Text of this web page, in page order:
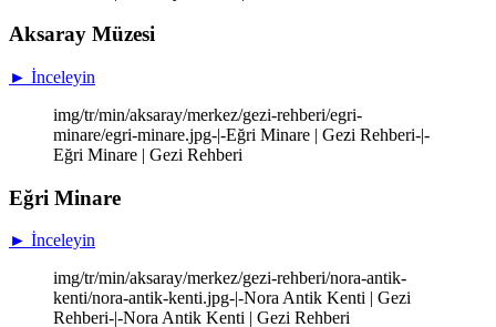
Aksaray Müzesi
► İnceleyin
img/tr/min/aksaray/merkez/gezi-rehberi/egri-
minare/egri-minare.jpg-|-Eğri Minare | Gezi Rehberi-|-
Eğri Minare | Gezi Rehberi
Eğri Minare
► İnceleyin
img/tr/min/aksaray/merkez/gezi-rehberi/nora-antik-
kenti/nora-antik-kenti.jpg-|-Nora Antik Kenti | Gezi
Rehberi-|-Nora Antik Kenti | Gezi Rehberi